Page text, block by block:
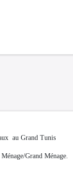
au Grand Tunis
Grand Ménage.